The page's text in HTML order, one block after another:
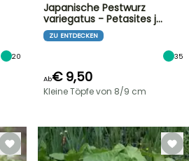
20
Japanische Pestwurz
variegatus - Petasites j…
ZU ENTDECKEN
35
Ab€ 9,50
Kleine Töpfe von 8/9 cm